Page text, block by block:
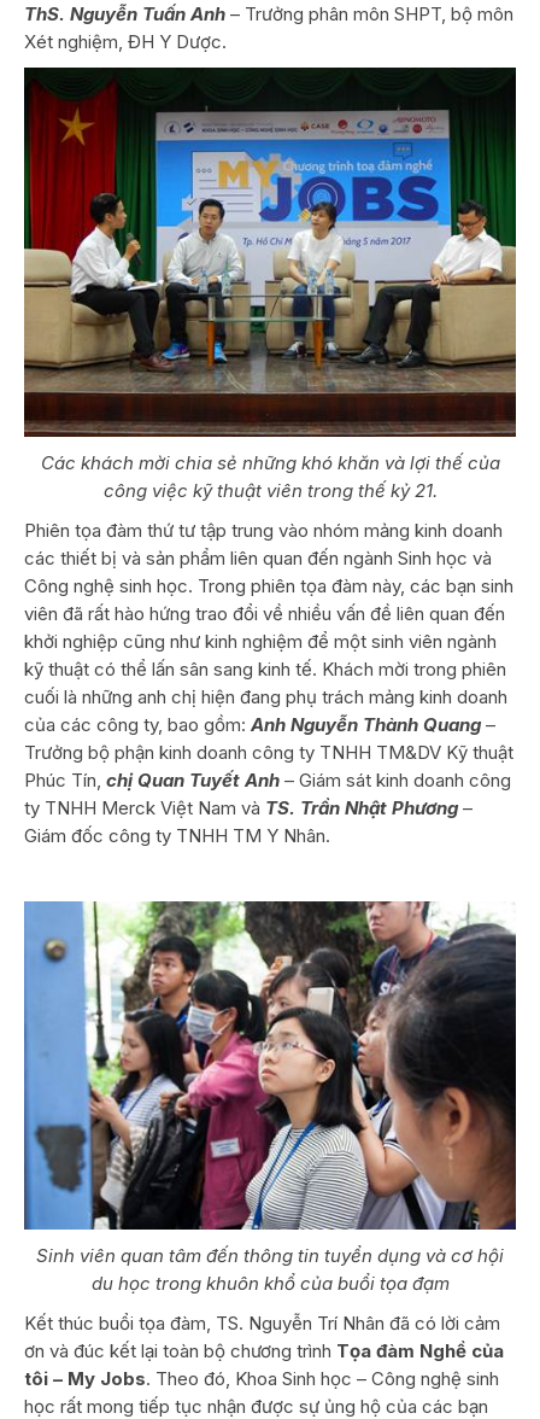
ThS. Nguyễn Tuấn Anh – Trưởng phân môn SHPT, bộ môn
Xét nghiệm, ĐH Y Dược.
Các khách mời chia sẻ những khó khăn và lợi thế của
công việc kỹ thuật viên trong thế kỷ 21.
Phiên tọa đàm thứ tư tập trung vào nhóm mảng kinh doanh
các thiết bị và sản phẩm liên quan đến ngành Sinh học và
Công nghệ sinh học. Trong phiên tọa đàm này, các bạn sinh
viên đã rất hào hứng trao đổi về nhiều vấn đề liên quan đến
khởi nghiệp cũng như kinh nghiệm để một sinh viên ngành
kỹ thuật có thể lấn sân sang kinh tế. Khách mời trong phiên
cuối là những anh chị hiện đang phụ trách mảng kinh doanh
của các công ty, bao gồm: Anh Nguyễn Thành Quang–
Trưởng bộ phận kinh doanh công ty TNHH TM&DV Kỹ thuật
Phúc Tín, chị Quan Tuyết Anh – Giám sát kinh doanh công
ty TNHH Merck Việt Nam và TS. Trần Nhật Phương–
Giám đốc công ty TNHH TM Y Nhân.
Sinh viên quan tâm đến thông tin tuyển dụng và cơ hội
du học trong khuôn khổ của buổi tọa đạm
Kết thúc buổi tọa đàm, TS. Nguyễn Trí Nhân đã có lời cảm
ơn và đúc kết lại toàn bộ chương trình Tọa đàm Nghề của
tôi – My Jobs. Theo đó, Khoa Sinh học – Công nghệ sinh
học rất mong tiếp tục nhận được sự ủng hộ của các bạn